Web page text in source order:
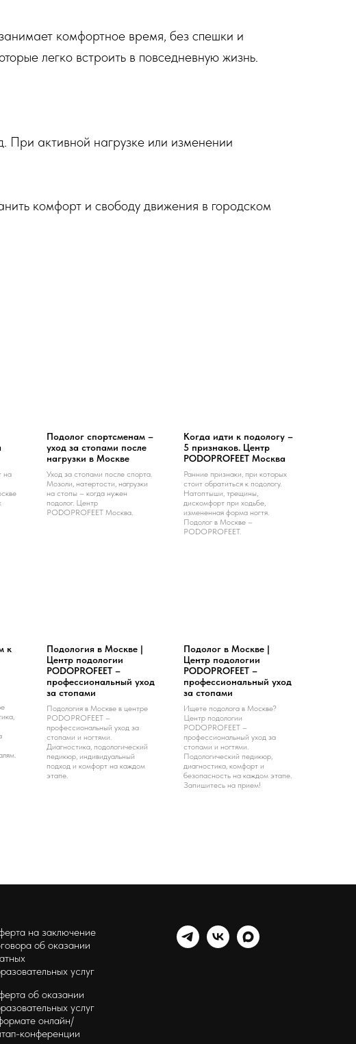
комфортное время, без спешки и
легко встроить в повседневную жизнь.
При активной нагрузке или изменении
комфорт и свободу движения в городском
на
Подолог спортсменам –
уход за стопами после
нагрузки в Москве
Уход за стопами после спорта.
Мозоли, натертости, нагрузки
на стопы – когда нужен
подолог. Центр
PODOPROFEET Москва.
Когда идти к подологу –
5 признаков. Центр
PODOPROFEET Москва
Ранние признаки, при которых
стоит обратиться к подологу.
Натоптыши, трещины,
дискомфорт при ходьбе,
измененная форма ногтя.
Подолог в Москве –
PODOPROFEET.
к
Подология в Москве |
Центр подологии
PODOPROFEET –
профессиональный уход
за стопами
Подология в Москве в центре
PODOPROFEET –
профессиональный уход за
стопами и ногтями.
Диагностика, подологический
педикюр, индивидуальный
подход и комфорт на каждом
этапе.
Подолог в Москве |
Центр подологии
PODOPROFEET –
профессиональный уход
за стопами
Ищете подолога в Москве?
Центр подологии
PODOPROFEET –
профессиональный уход за
стопами и ногтями.
Подологический педикюр,
диагностика, комфорт и
безопасность на каждом этапе.
Запишитесь на прием!
на заключение
об оказании
услуг
об оказании
услуг
онлайн/
конференции